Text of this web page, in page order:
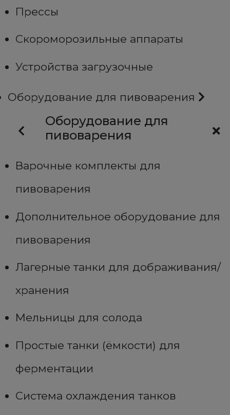
Прессы
Скороморозильные аппараты
Устройства загрузочные
Оборудование для пивоварения
Оборудование для
пивоварения
Варочные комплекты для
пивоварения
Дополнительное оборудование для
пивоварения
Лагерные танки для дображивания/
хранения
Мельницы для солода
Простые танки (ёмкости) для
ферментации
Система охлаждения танков